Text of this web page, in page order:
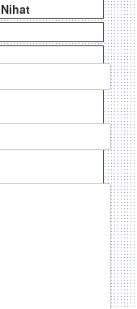
Nihat